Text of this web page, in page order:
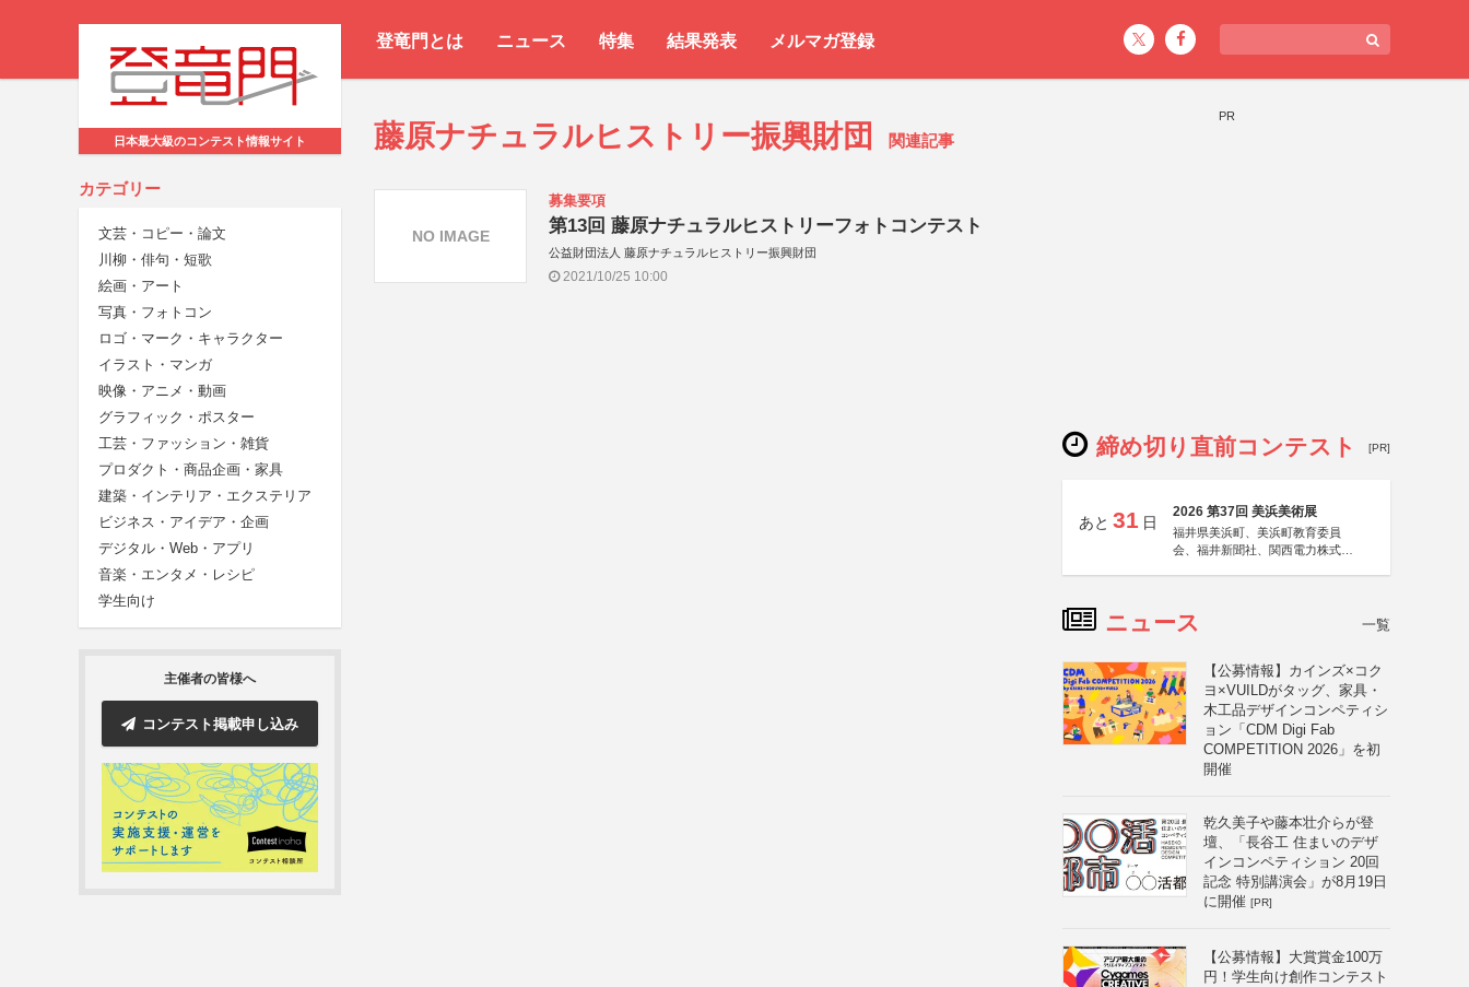
登竜門とは ニュース 特集 結果発表 メルマガ登録
日本最大級のコンテスト情報サイト
カテゴリー
文芸・コピー・論文
川柳・俳句・短歌
絵画・アート
写真・フォトコン
ロゴ・マーク・キャラクター
イラスト・マンガ
映像・アニメ・動画
グラフィック・ポスター
工芸・ファッション・雑貨
プロダクト・商品企画・家具
建築・インテリア・エクステリア
ビジネス・アイデア・企画
デジタル・Web・アプリ
音楽・エンタメ・レシピ
学生向け
主催者の皆様へ
コンテスト掲載申し込み
藤原ナチュラルヒストリー振興財団 関連記事
募集要項
第13回 藤原ナチュラルヒストリーフォトコンテスト
公益財団法人 藤原ナチュラルヒストリー振興財団
2021/10/25 10:00
NO IMAGE
PR
締め切り直前コンテスト [PR]
あと 31 日
2026 第37回 美浜美術展
福井県美浜町、美浜町教育委員
会、福井新聞社、関西電力株式会
ニュース 一覧
【公募情報】カインズ×コク
ヨ×VUILDがタッグ、家具・
木工品デザインコンペティシ
ョン「CDM Digi Fab
COMPETITION 2026」を初
開催
乾久美子や藤本壮介らが登
壇、「長谷工 住まいのデザ
インコンペティション 20回
記念 特別講演会」が8月19日
に開催 [PR]
【公募情報】大賞賞金100万
円！学生向け創作コンテスト